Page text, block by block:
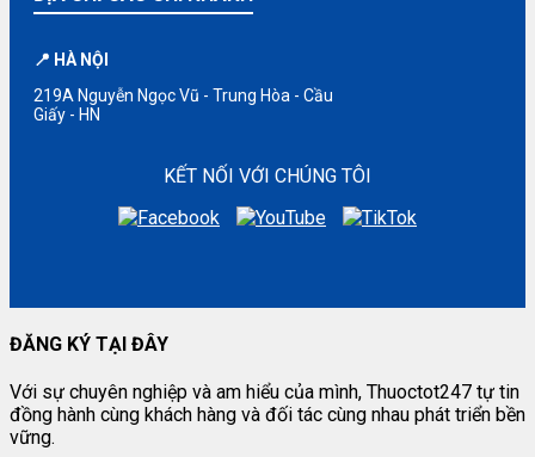
📍 HÀ NỘI
219A Nguyễn Ngọc Vũ - Trung Hòa - Cầu
Giấy - HN
KẾT NỐI VỚI CHÚNG TÔI
ĐĂNG KÝ TẠI ĐÂY
Với sự chuyên nghiệp và am hiểu của mình, Thuoctot247 tự tin
đồng hành cùng khách hàng và đối tác cùng nhau phát triển bền
vững.